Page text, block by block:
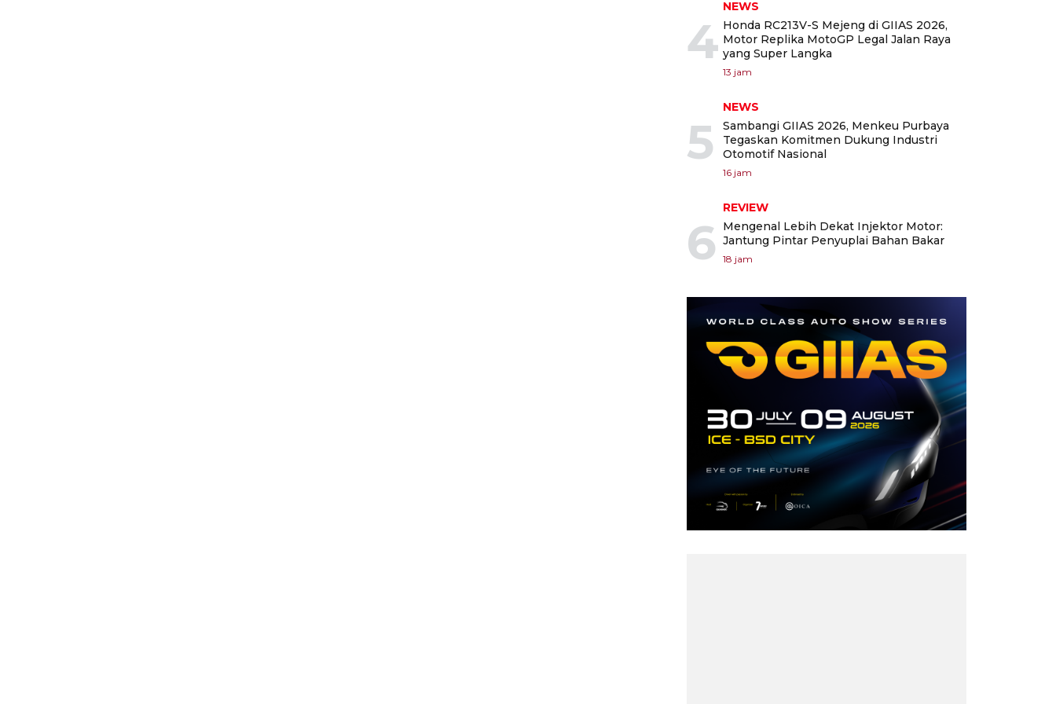
4
NEWS
Honda RC213V-S Mejeng di GIIAS 2026,
Motor Replika MotoGP Legal Jalan Raya
yang Super Langka
13 jam
5
NEWS
Sambangi GIIAS 2026, Menkeu Purbaya
Tegaskan Komitmen Dukung Industri
Otomotif Nasional
16 jam
6
REVIEW
Mengenal Lebih Dekat Injektor Motor:
Jantung Pintar Penyuplai Bahan Bakar
18 jam